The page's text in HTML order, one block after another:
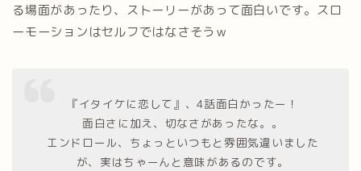
る場面があったり、ストーリーがあって面白いです。スロ
ーモーションはセルフではなさそうｗ
『イタイケに恋して』、4話面白かったー！
面白さに加え、切なさがあったな。。
エンドロール、ちょっといつもと雰囲気違いました
が、実はちゃーんと意味があるのです。